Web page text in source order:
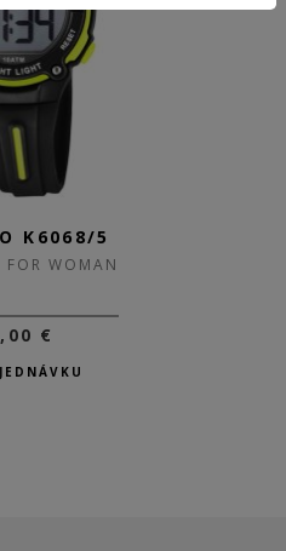
K6068/5
FOR WOMAN
€